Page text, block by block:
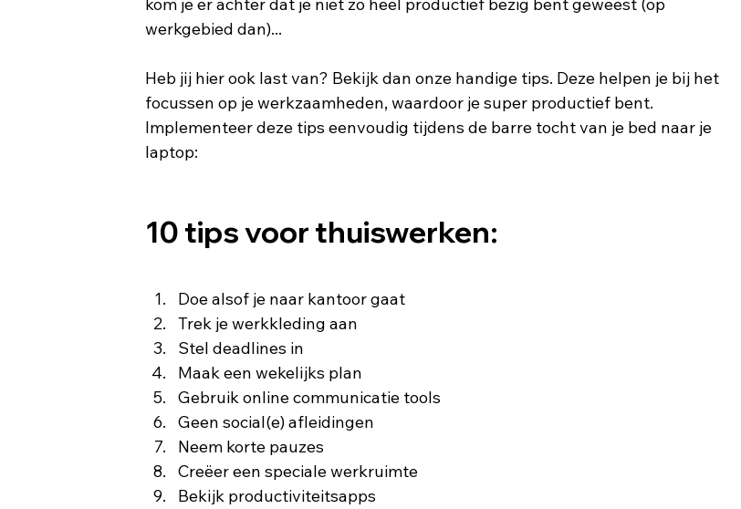
kom je er achter dat je niet zo heel productief bezig bent geweest (op
werkgebied dan)...
Heb jij hier ook last van? Bekijk dan onze handige tips. Deze helpen je bij het
focussen op je werkzaamheden, waardoor je super productief bent.
Implementeer deze tips eenvoudig tijdens de barre tocht van je bed naar je
laptop:
10 tips voor thuiswerken:
Doe alsof je naar kantoor gaat
Trek je werkkleding aan
Stel deadlines in
Maak een wekelijks plan
Gebruik online communicatie tools
Geen social(e) afleidingen
Neem korte ​​pauzes
Creëer een speciale werkruimte
Bekijk productiviteitsapps